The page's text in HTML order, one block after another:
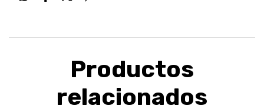
Productos
relacionados